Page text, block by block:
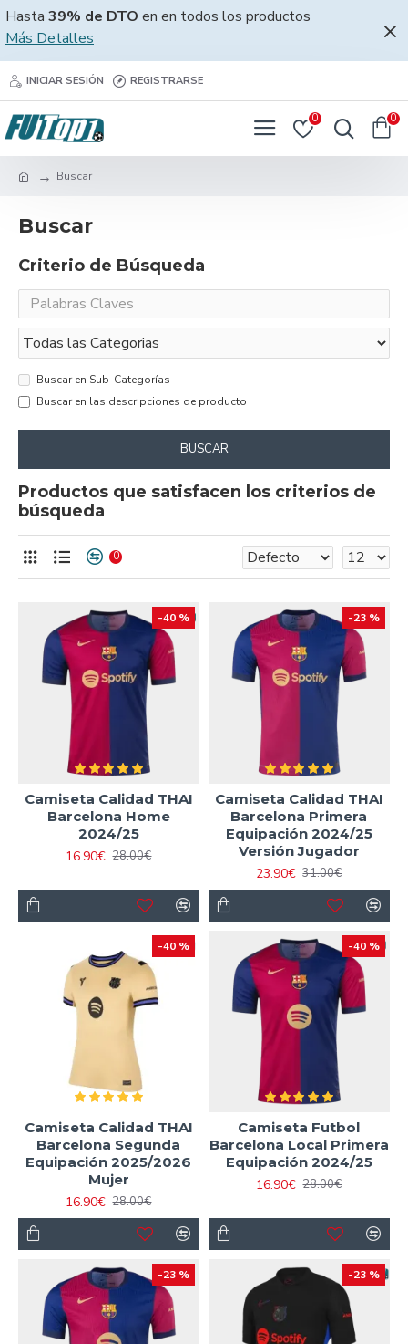
Hasta 39% de DTO en en todos los productos
Más Detalles
INICIAR SESIÓN REGISTRARSE
0 0
Buscar
Buscar
Criterio de Búsqueda
Buscar en Sub-Categorías
Buscar en las descripciones de producto
BUSCAR
Productos que satisfacen los criterios de
búsqueda
0
-40 %
Camiseta Calidad THAI
Barcelona Home
2024/25
16.90€ 28.00€
-23 %
Camiseta Calidad THAI
Barcelona Primera
Equipación 2024/25
Versión Jugador
23.90€ 31.00€
-40 %
Camiseta Calidad THAI
Barcelona Segunda
Equipación 2025/2026
Mujer
16.90€ 28.00€
-40 %
Camiseta Futbol
Barcelona Local Primera
Equipación 2024/25
16.90€ 28.00€
-23 % -23 %